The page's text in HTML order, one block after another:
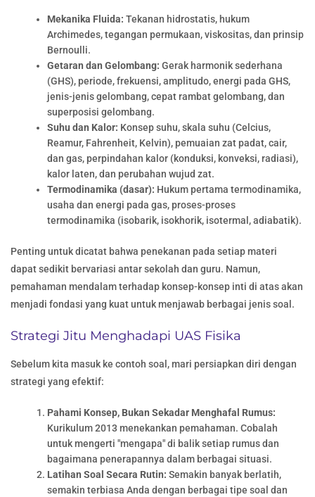
Mekanika Fluida: Tekanan hidrostatis, hukum
Archimedes, tegangan permukaan, viskositas, dan prinsip
Bernoulli.
Getaran dan Gelombang: Gerak harmonik sederhana
(GHS), periode, frekuensi, amplitudo, energi pada GHS,
jenis-jenis gelombang, cepat rambat gelombang, dan
superposisi gelombang.
Suhu dan Kalor: Konsep suhu, skala suhu (Celcius,
Reamur, Fahrenheit, Kelvin), pemuaian zat padat, cair,
dan gas, perpindahan kalor (konduksi, konveksi, radiasi),
kalor laten, dan perubahan wujud zat.
Termodinamika (dasar): Hukum pertama termodinamika,
usaha dan energi pada gas, proses-proses
termodinamika (isobarik, isokhorik, isotermal, adiabatik).
Penting untuk dicatat bahwa penekanan pada setiap materi
dapat sedikit bervariasi antar sekolah dan guru. Namun,
pemahaman mendalam terhadap konsep-konsep inti di atas akan
menjadi fondasi yang kuat untuk menjawab berbagai jenis soal.
Strategi Jitu Menghadapi UAS Fisika
Sebelum kita masuk ke contoh soal, mari persiapkan diri dengan
strategi yang efektif:
Pahami Konsep, Bukan Sekadar Menghafal Rumus:
Kurikulum 2013 menekankan pemahaman. Cobalah
untuk mengerti "mengapa" di balik setiap rumus dan
bagaimana penerapannya dalam berbagai situasi.
Latihan Soal Secara Rutin: Semakin banyak berlatih,
semakin terbiasa Anda dengan berbagai tipe soal dan